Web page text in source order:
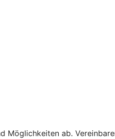
Möglichkeiten ab.